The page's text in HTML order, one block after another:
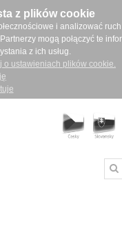
z plików cookie
i analizować
mogą połączyć te
z ich usług.
o ustawieniach plików cookie.